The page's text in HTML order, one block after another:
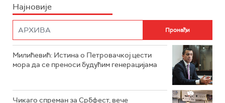
Најновије
Милићевић: Истина о Петровачкој цести
мора да се преноси будућим генерацијама
Чикаго спреман за Србфест, вече